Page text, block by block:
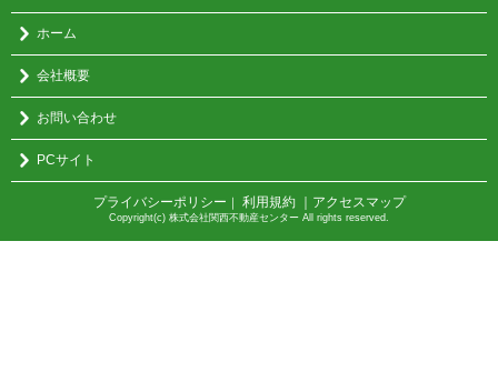
ホーム
会社概要
お問い合わせ
PCサイト
プライバシーポリシー ｜ 利用規約 ｜アクセスマップ
Copyright(c) 株式会社関西不動産センター All rights reserved.